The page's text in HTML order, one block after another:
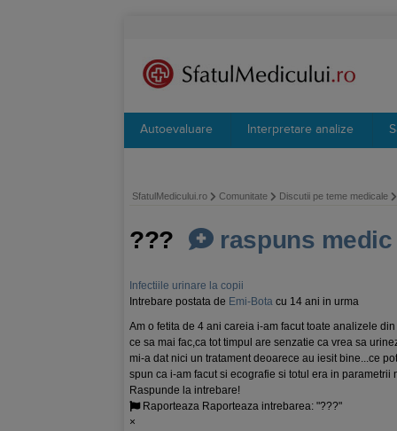
Autoevaluare Interpretare analize
SfatulMedicului.ro Comunitate Discutii pe teme medicale
??? raspuns medic
Infectiile urinare la copii
Intrebare postata de Emi-Bota cu 14 ani in urma
Am o fetita de 4 ani careia i-am facut toate analizele
ce sa mai fac,ca tot timpul are senzatie ca vrea sa
mi-a dat nici un tratament deoarece au iesit bine...ce
spun ca i-am facut si ecografie si totul era in parametrii
Raspunde la intrebare!
Raporteaza Raporteaza intrebarea: "???"
×